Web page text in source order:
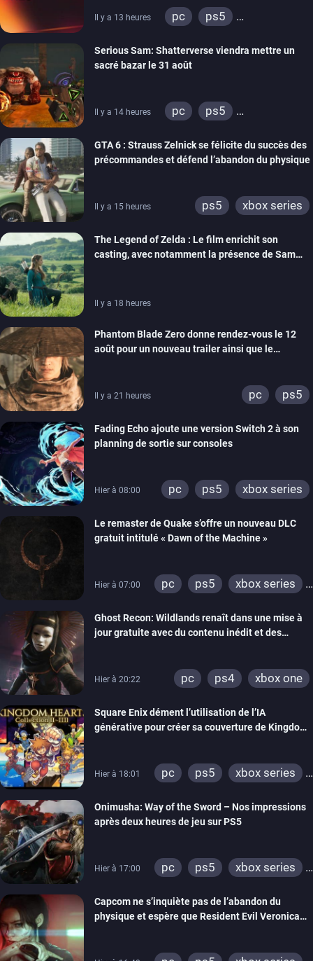
Il y a 13 heures pc
ps5
ps4
xbox one
switch 2
Serious Sam: Shatterverse viendra mettre un
sacré bazar le 31 août
Il y a 14 heures pc
ps5
GTA 6 : Strauss Zelnick se félicite du succès des
précommandes et défend l’abandon du physique
Il y a 15 heures ps5 xbox series
The Legend of Zelda : Le film enrichit son
casting, avec notamment la présence de Sam
Il y a 18 heures
Phantom Blade Zero donne rendez-vous le 12
août pour un nouveau trailer ainsi que le
Il y a 21 heures pc ps5
Fading Echo ajoute une version Switch 2 à son
planning de sortie sur consoles
Hier à 08:00 pc ps5 xbox series
Le remaster de Quake s’offre un nouveau DLC
gratuit intitulé « Dawn of the Machine »
Hier à 07:00 pc ps5
xbox series
xbox one
nintendo 64
Ghost Recon: Wildlands renaît dans une mise à
jour gratuite avec du contenu inédit et des
Hier à 20:22 pc ps4 xbox one
Square Enix dément l’utilisation de l’IA
générative pour créer sa couverture de Kingdom
Hier à 18:01 pc ps5
xbox series
Onimusha: Way of the Sword – Nos impressions
après deux heures de jeu sur PS5
Hier à 17:00 pc ps5
xbox series
Capcom ne s’inquiète pas de l’abandon du
physique et espère que Resident Evil Veronica